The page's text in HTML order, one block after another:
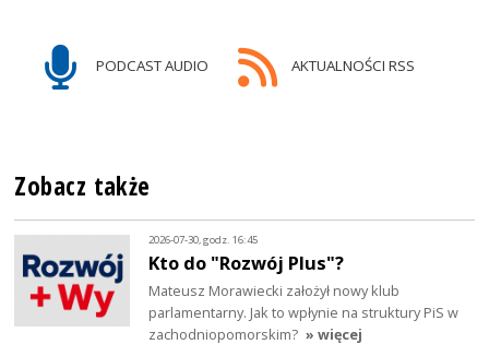
PODCAST AUDIO AKTUALNOŚCI RSS
Zobacz także
2026-07-30, godz. 16:45
Kto do "Rozwój Plus"?
Mateusz Morawiecki założył nowy klub
parlamentarny. Jak to wpłynie na struktury PiS w
zachodniopomorskim? » więcej